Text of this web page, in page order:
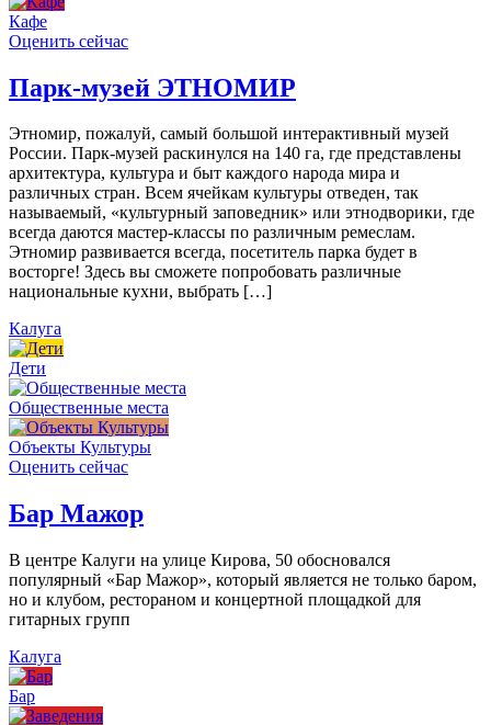
Кафе
Оценить сейчас
Парк-музей ЭТНОМИР
Этномир, пожалуй, самый большой интерактивный музей
России. Парк-музей раскинулся на 140 га, где представлены
архитектура, культура и быт каждого народа мира и
различных стран. Всем ячейкам культуры отведен, так
называемый, «культурный заповедник» или этнодворики, где
всегда даются мастер-классы по различным ремеслам.
Этномир развивается всегда, посетитель парка будет в
восторге! Здесь вы сможете попробовать различные
национальные кухни, выбрать […]
Калуга
Дети
Общественные места
Объекты Культуры
Оценить сейчас
Бар Мажор
В центре Калуги на улице Кирова, 50 обосновался
популярный «Бар Мажор», который является не только баром,
но и клубом, рестораном и концертной площадкой для
гитарных групп
Калуга
Бар